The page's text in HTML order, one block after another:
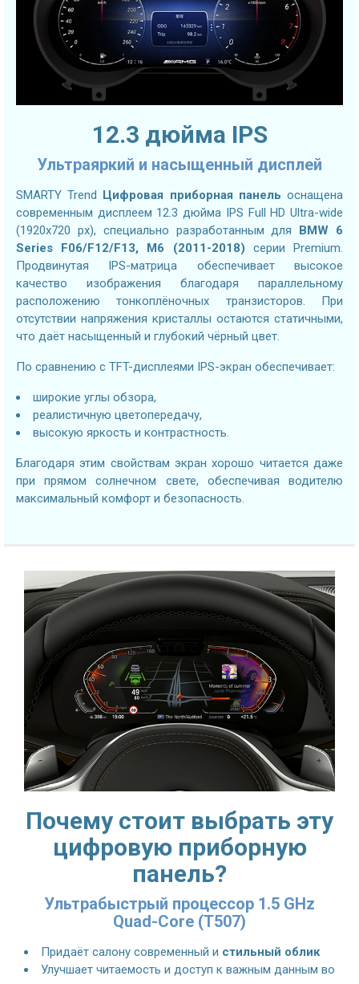
12.3 дюйма IPS
Ультраяркий и насыщенный дисплей
SMARTY Trend Цифровая приборная панель оснащена
современным дисплеем 12.3 дюйма IPS Full HD Ultra-wide
(1920x720 px), специально разработанным для BMW 6
Series F06/F12/F13, M6 (2011-2018) серии Premium.
Продвинутая IPS-матрица обеспечивает высокое
качество изображения благодаря параллельному
расположению тонкоплёночных транзисторов. При
отсутствии напряжения кристаллы остаются статичными,
что даёт насыщенный и глубокий чёрный цвет.
По сравнению с TFT-дисплеями IPS-экран обеспечивает:
широкие углы обзора,
реалистичную цветопередачу,
высокую яркость и контрастность.
Благодаря этим свойствам экран хорошо читается даже
при прямом солнечном свете, обеспечивая водителю
максимальный комфорт и безопасность.
Почему стоит выбрать эту
цифровую приборную
панель?
Ультрабыстрый процессор 1.5 GHz
Quad-Core (T507)
Придаёт салону современный и стильный облик
Улучшает читаемость и доступ к важным данным во